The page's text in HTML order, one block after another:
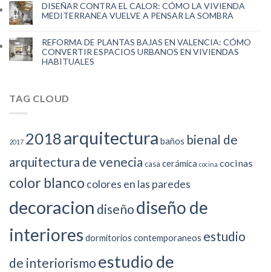
DISEÑAR CONTRA EL CALOR: CÓMO LA VIVIENDA
MEDITERRANEA VUELVE A PENSAR LA SOMBRA
REFORMA DE PLANTAS BAJAS EN VALENCIA: CÓMO
CONVERTIR ESPACIOS URBANOS EN VIVIENDAS
HABITUALES
TAG CLOUD
2017 2018arquitectura baños bienal de
arquitectura de venecia casa cerámica cocina cocinas
color blanco colores en las paredes
decoracion diseño diseño de
interiores dormitorios contemporaneos estudio
de interiorismo estudio de